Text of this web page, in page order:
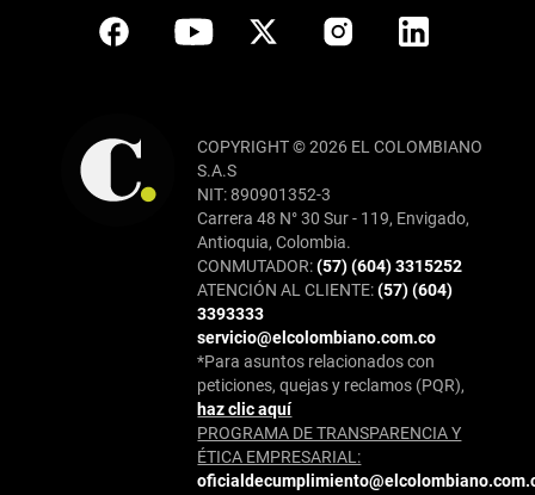
COPYRIGHT © 2026 EL COLOMBIANO
S.A.S
NIT: 890901352-3
Carrera 48 N° 30 Sur - 119, Envigado,
Antioquia, Colombia.
CONMUTADOR:(57) (604) 3315252
ATENCIÓN AL CLIENTE:(57) (604)
3393333
servicio@elcolombiano.com.co
*Para asuntos relacionados con
peticiones, quejas y reclamos (PQR),
haz clic aquí
PROGRAMA DE TRANSPARENCIA Y
ÉTICA EMPRESARIAL: